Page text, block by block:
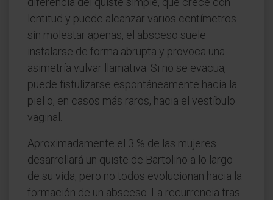
lentitud y puede alcanzar varios centímetros
sin molestar apenas, el absceso suele
instalarse de forma abrupta y provoca una
asimetría vulvar llamativa. Si no se evacua,
puede fistulizarse espontáneamente hacia la
piel o, en casos más raros, hacia el vestíbulo
vaginal.
Aproximadamente el 3 % de las mujeres
desarrollará un quiste de Bartolino a lo largo
de su vida, pero no todos evolucionan hacia la
formación de un absceso. La recurrencia tras